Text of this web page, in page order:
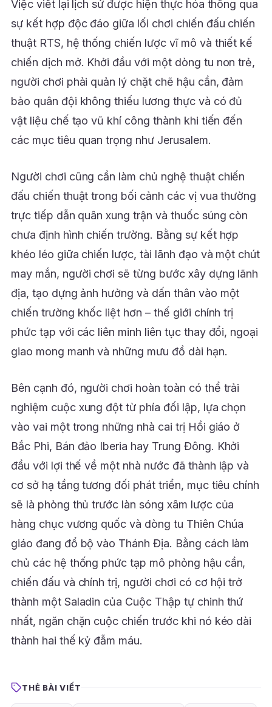
Việc viết lại lịch sử được hiện thực hóa thông qua
sự kết hợp độc đáo giữa lối chơi chiến đấu chiến
thuật RTS, hệ thống chiến lược vĩ mô và thiết kế
chiến dịch mở. Khởi đầu với một dòng tu non trẻ,
người chơi phải quản lý chặt chẽ hậu cần, đảm
bảo quân đội không thiếu lương thực và có đủ
vật liệu chế tạo vũ khí công thành khi tiến đến
các mục tiêu quan trọng như Jerusalem.
Người chơi cũng cần làm chủ nghệ thuật chiến
đấu chiến thuật trong bối cảnh các vị vua thường
trực tiếp dẫn quân xung trận và thuốc súng còn
chưa định hình chiến trường. Bằng sự kết hợp
khéo léo giữa chiến lược, tài lãnh đạo và một chút
may mắn, người chơi sẽ từng bước xây dựng lãnh
địa, tạo dựng ảnh hưởng và dấn thân vào một
chiến trường khốc liệt hơn – thế giới chính trị
phức tạp với các liên minh liên tục thay đổi, ngoại
giao mong manh và những mưu đồ dài hạn.
Bên cạnh đó, người chơi hoàn toàn có thể trải
nghiệm cuộc xung đột từ phía đối lập, lựa chọn
vào vai một trong những nhà cai trị Hồi giáo ở
Bắc Phi, Bán đảo Iberia hay Trung Đông. Khởi
đầu với lợi thế về một nhà nước đã thành lập và
cơ sở hạ tầng tương đối phát triển, mục tiêu chính
sẽ là phòng thủ trước làn sóng xâm lược của
hàng chục vương quốc và dòng tu Thiên Chúa
giáo đang đổ bộ vào Thánh Địa. Bằng cách làm
chủ các hệ thống phức tạp mô phỏng hậu cần,
chiến đấu và chính trị, người chơi có cơ hội trở
thành một Saladin của Cuộc Thập tự chinh thứ
nhất, ngăn chặn cuộc chiến trước khi nó kéo dài
thành hai thế kỷ đẫm máu.
THẺ BÀI VIẾT